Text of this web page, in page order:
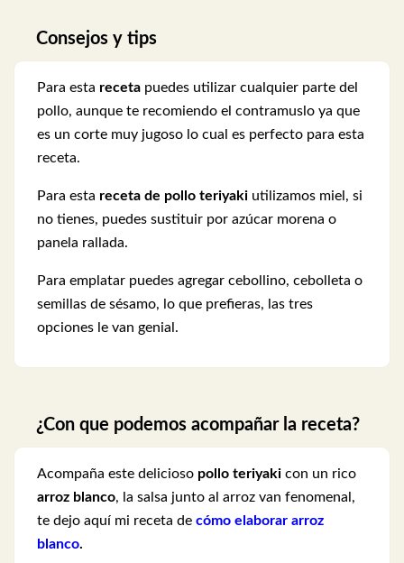
Consejos y tips
Para esta receta puedes utilizar cualquier parte del
pollo, aunque te recomiendo el contramuslo ya que
es un corte muy jugoso lo cual es perfecto para esta
receta.
Para esta receta de pollo teriyaki utilizamos miel, si
no tienes, puedes sustituir por azúcar morena o
panela rallada.
Para emplatar puedes agregar cebollino, cebolleta o
semillas de sésamo, lo que prefieras, las tres
opciones le van genial.
¿Con que podemos acompañar la receta?
Acompaña este delicioso pollo teriyaki con un rico
arroz blanco, la salsa junto al arroz van fenomenal,
te dejo aquí mi receta de cómo elaborar arroz
blanco.